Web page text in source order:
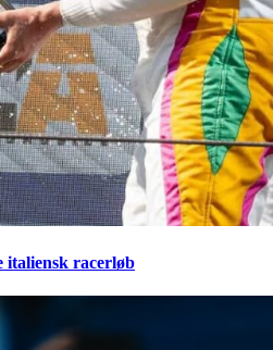
racerløb